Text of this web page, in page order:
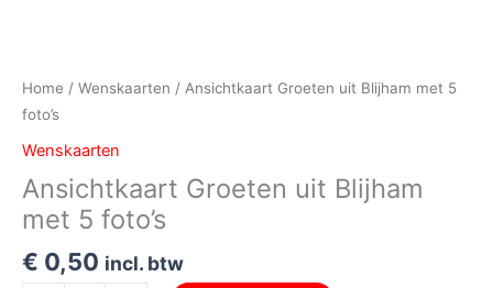
Home / Wenskaarten / Ansichtkaart Groeten uit Blijham met 5
foto’s
Wenskaarten
Ansichtkaart Groeten uit Blijham
met 5 foto’s
€ 0,50 incl. btw